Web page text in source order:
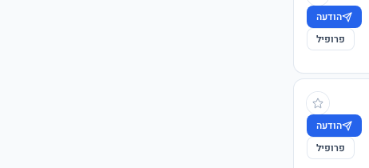
הודעה
פרופיל
הודעה
פרופיל